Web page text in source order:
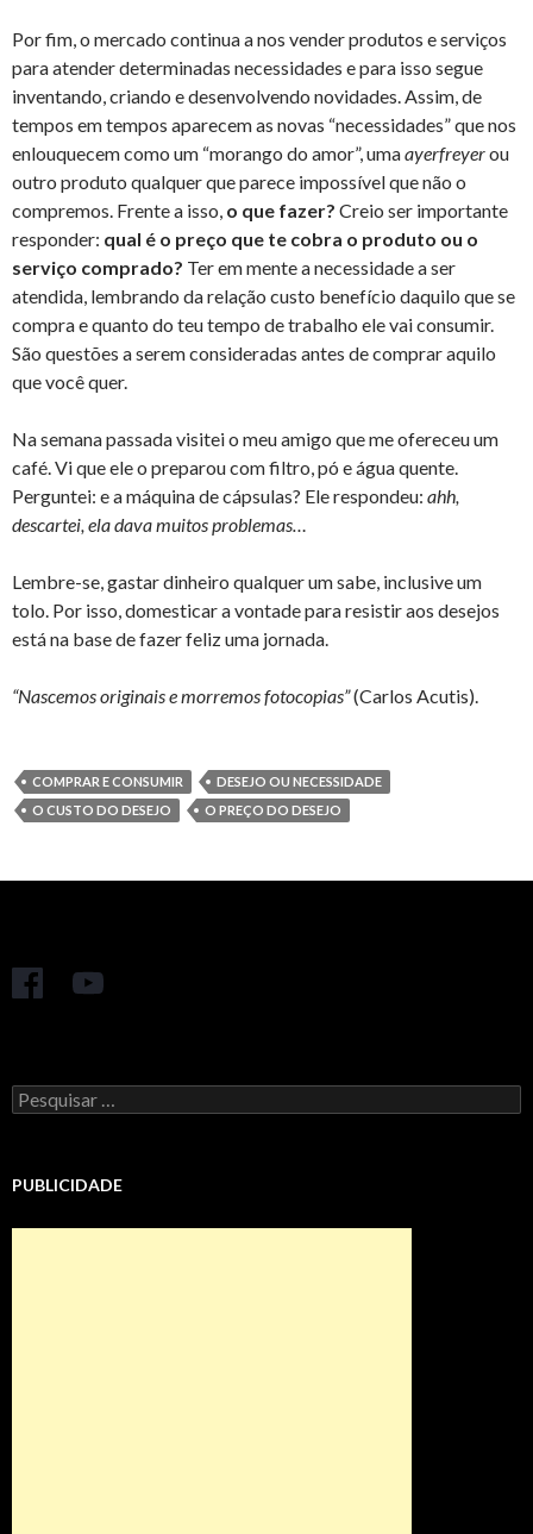
Por fim, o mercado continua a nos vender produtos e serviços
para atender determinadas necessidades e para isso segue
inventando, criando e desenvolvendo novidades. Assim, de
tempos em tempos aparecem as novas “necessidades” que nos
enlouquecem como um “morango do amor”, umaayerfreyerou
outro produto qualquer que parece impossível que não o
compremos. Frente a isso, o que fazer? Creio ser importante
responder: qual é o preço que te cobra o produto ou o
serviço comprado? Ter em mente a necessidade a ser
atendida, lembrando da relação custo benefício daquilo que se
compra e quanto do teu tempo de trabalho ele vai consumir.
São questões a serem consideradas antes de comprar aquilo
que você quer.
Na semana passada visitei o meu amigo que me ofereceu um
café. Vi que ele o preparou com filtro, pó e água quente.
Perguntei: e a máquina de cápsulas? Ele respondeu: ahh,
descartei, ela dava muitos problemas…
Lembre-se, gastar dinheiro qualquer um sabe, inclusive um
tolo. Por isso, domesticar a vontade para resistir aos desejos
está na base de fazer feliz uma jornada.
“Nascemos originais e morremos fotocopias”(Carlos Acutis).
COMPRAR E CONSUMIR
DESEJO OU NECESSIDADE
O CUSTO DO DESEJO
O PREÇO DO DESEJO
Pesquisar
por:
PUBLICIDADE